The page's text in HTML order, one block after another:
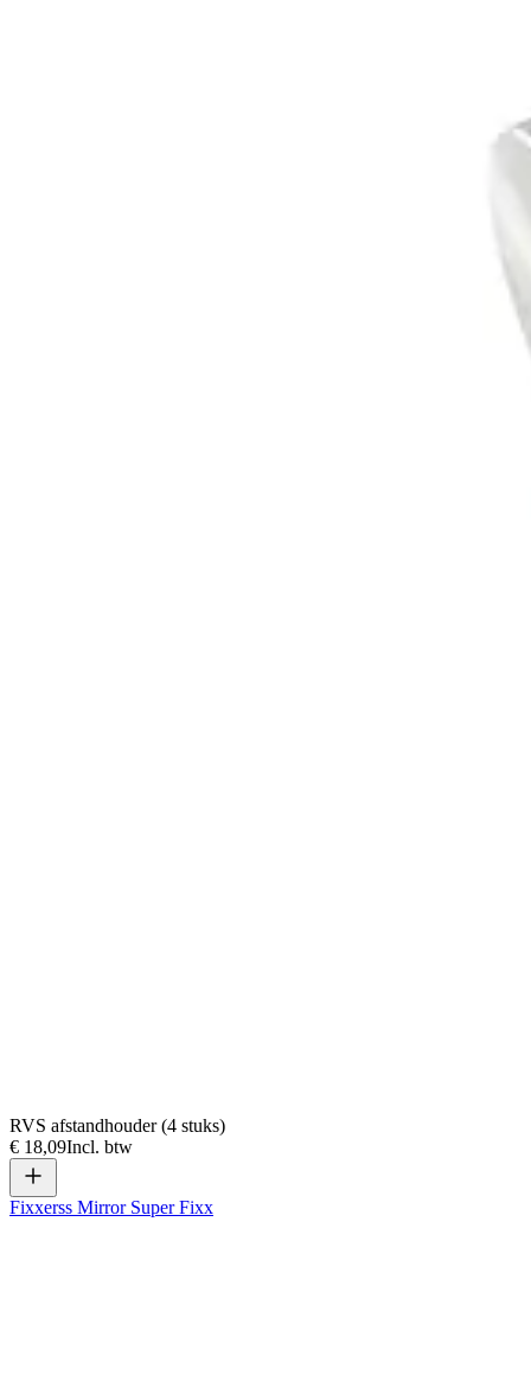
RVS afstandhouder (4 stuks)
€ 18,09Incl. btw
Fixxerss Mirror Super Fixx